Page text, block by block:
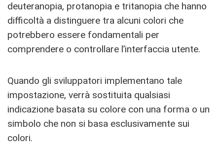
deuteranopia, protanopia e tritanopia che hanno
difficoltà a distinguere tra alcuni colori che
potrebbero essere fondamentali per
comprendere o controllare l’interfaccia utente.
Quando gli sviluppatori implementano tale
impostazione, verrà sostituita qualsiasi
indicazione basata su colore con una forma o un
simbolo che non si basa esclusivamente sui
colori.